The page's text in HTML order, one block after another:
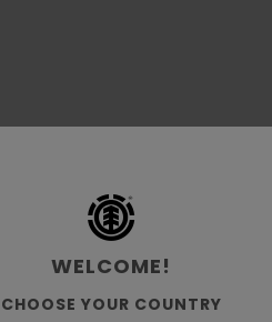
WELCOME!
CHOOSE YOUR COUNTRY